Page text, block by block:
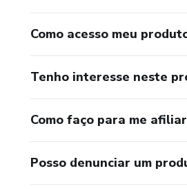
Como acesso meu
Tenho interesse neste
Como faço para me
Posso denunciar um